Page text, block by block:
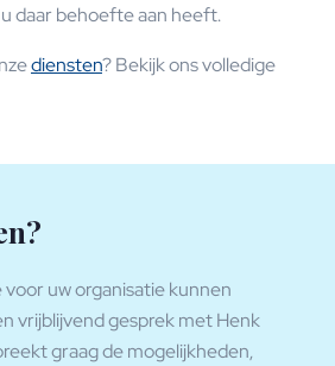
daar behoefte aan heeft.
diensten? Bekijk ons volledige
uw organisatie kunnen
vrijblijvend gesprek met Henk
graag de mogelijkheden,